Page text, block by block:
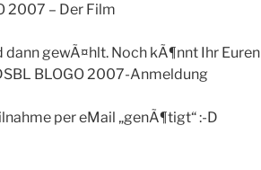
2007 – Der Film
dann gewÃ¤hlt. Noch kÃ¶nnt Ihr Euren
BLOGO 2007-Anmeldung
per eMail „genÃ¶tigt“ :-D